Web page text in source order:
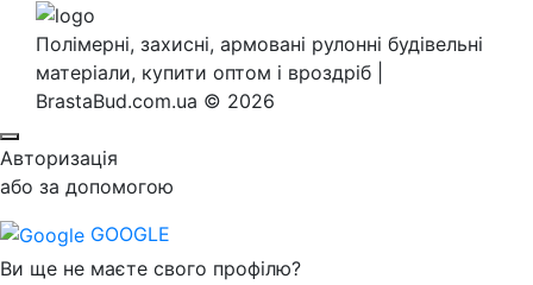
Полімерні, захисні, армовані рулонні будівельні
матеріали, купити оптом і вроздріб |
BrastaBud.com.ua © 2026
Авторизація
або за допомогою
GOOGLE
Ви ще не маєте свого профілю?